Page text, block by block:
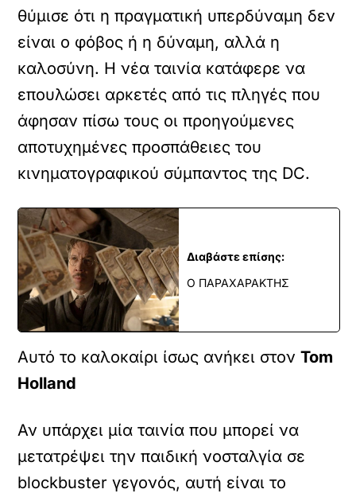
θύμισε ότι η πραγματική υπερδύναμη δεν
είναι ο φόβος ή η δύναμη, αλλά η
καλοσύνη. Η νέα ταινία κατάφερε να
επουλώσει αρκετές από τις πληγές που
άφησαν πίσω τους οι προηγούμενες
αποτυχημένες προσπάθειες του
κινηματογραφικού σύμπαντος της DC.
Διαβάστε επίσης:
Ο ΠΑΡΑΧΑΡΑΚΤΗΣ
Αυτό το καλοκαίρι ίσως ανήκει στονTom
Holland
Αν υπάρχει μία ταινία που μπορεί να
μετατρέψει την παιδική νοσταλγία σε
blockbuster γεγονός, αυτή είναι το